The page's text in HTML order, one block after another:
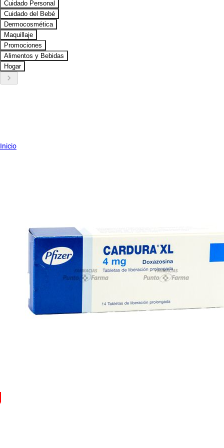
Cuidado Personal
Cuidado del Bebé
Dermocosmética
Maquillaje
Promociones
Alimentos y Bebidas
Hogar
keyboard_arrow_right
Inicio